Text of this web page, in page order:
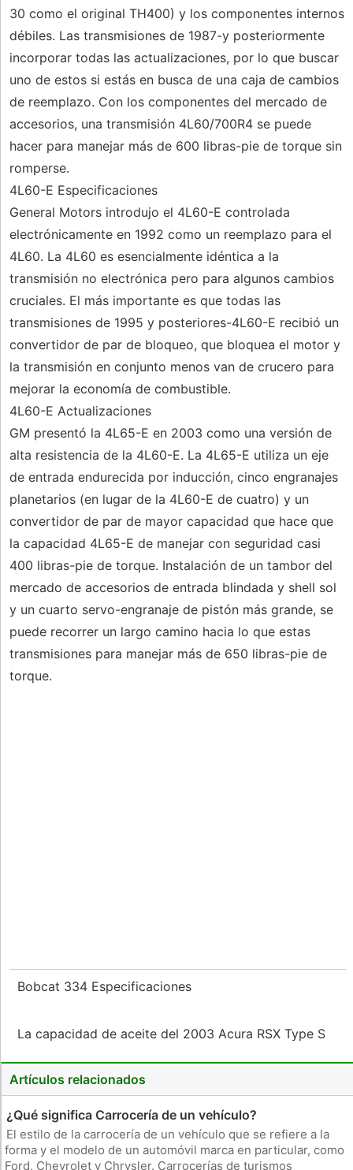
30 como el original TH400) y los componentes internos
débiles. Las transmisiones de 1987-y posteriormente
incorporar todas las actualizaciones, por lo que buscar
uno de estos si estás en busca de una caja de cambios
de reemplazo. Con los componentes del mercado de
accesorios, una transmisión 4L60/700R4 se puede
hacer para manejar más de 600 libras-pie de torque sin
romperse.
4L60-E Especificaciones
General Motors introdujo el 4L60-E controlada
electrónicamente en 1992 como un reemplazo para el
4L60. La 4L60 es esencialmente idéntica a la
transmisión no electrónica pero para algunos cambios
cruciales. El más importante es que todas las
transmisiones de 1995 y posteriores-4L60-E recibió un
convertidor de par de bloqueo, que bloquea el motor y
la transmisión en conjunto menos van de crucero para
mejorar la economía de combustible.
4L60-E Actualizaciones
GM presentó la 4L65-E en 2003 como una versión de
alta resistencia de la 4L60-E. La 4L65-E utiliza un eje
de entrada endurecida por inducción, cinco engranajes
planetarios (en lugar de la 4L60-E de cuatro) y un
convertidor de par de mayor capacidad que hace que
la capacidad 4L65-E de manejar con seguridad casi
400 libras-pie de torque. Instalación de un tambor del
mercado de accesorios de entrada blindada y shell sol
y un cuarto servo-engranaje de pistón más grande, se
puede recorrer un largo camino hacia lo que estas
transmisiones para manejar más de 650 libras-pie de
torque.
Bobcat 334 Especificaciones
La capacidad de aceite del 2003 Acura RSX Type S
Artículos relacionados
¿Qué significa Carrocería de un vehículo?
El estilo de la carrocería de un vehículo que se refiere a la
forma y el modelo de un automóvil marca en particular, como
Ford, Chevrolet y Chrysler. Carrocerías de turismos